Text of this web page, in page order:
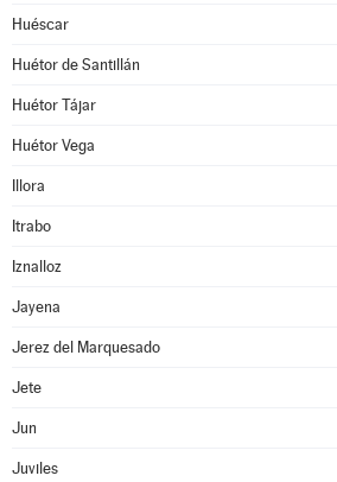
Huéscar
Huétor de Santillán
Huétor Tájar
Huétor Vega
Illora
Itrabo
Iznalloz
Jayena
Jerez del Marquesado
Jete
Jun
Juviles